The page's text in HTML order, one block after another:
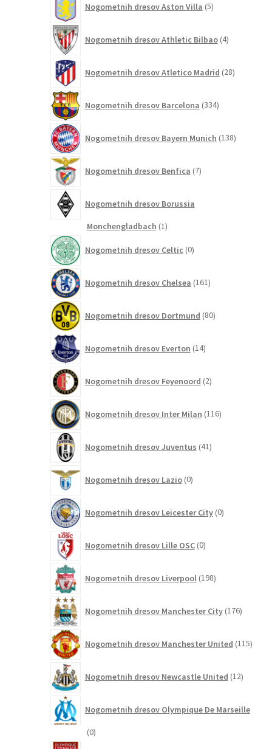
Nogometnih dresov Aston Villa 5izdelkov
Nogometnih dresov Athletic Bilbao 4izdelki
Nogometnih dresov Atletico Madrid 28izdelkov
Nogometnih dresov Barcelona 334izdelkov
Nogometnih dresov Bayern Munich 138izdelkov
Nogometnih dresov Benfica 7izdelkov
Nogometnih dresov Borussia
Monchengladbach 11
Nogometnih dresov Celtic 0izdelkov
Nogometnih dresov Chelsea 161izdelkov
Nogometnih dresov Dortmund 80izdelkov
Nogometnih dresov Everton 14izdelkov
Nogometnih dresov Feyenoord 2izdelka
Nogometnih dresov Inter Milan 116izdelkov
Nogometnih dresov Juventus 41izdelkov
Nogometnih dresov Lazio 0izdelkov
Nogometnih dresov Leicester City 0izdelkov
Nogometnih dresov Lille OSC 0izdelkov
Nogometnih dresov Liverpool 198izdelkov
Nogometnih dresov Manchester City 176izdelkov
Nogometnih dresov Manchester United 115
Nogometnih dresov Newcastle United 12izdelkov
Nogometnih dresov Olympique De Marseille
00